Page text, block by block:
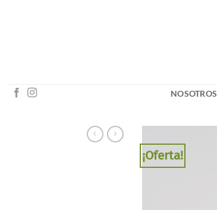
NOSOTROS
¡Oferta!